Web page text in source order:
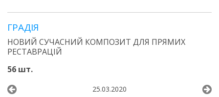
ГРАДІЯ
НОВИЙ СУЧАСНИЙ КОМПОЗИТ ДЛЯ ПРЯМИХ
РЕСТАВРАЦІЙ
56 шт.
25.03.2020